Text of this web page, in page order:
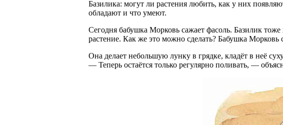
Базилика: могут ли растения любить, как у них
обладают и что умеют.
Сегодня бабушка Морковь сажает фасоль. Базилик тоже
растение. Как же это можно сделать? Бабушка Морковь
Она делает небольшую лунку в грядке, кладёт в неё
— Теперь остаётся только регулярно поливать, —